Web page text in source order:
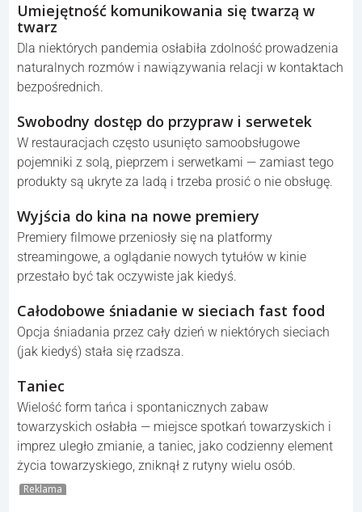
Umiejętność komunikowania się twarzą w
twarz
Dla niektórych pandemia osłabiła zdolność prowadzenia
naturalnych rozmów i nawiązywania relacji w kontaktach
bezpośrednich.
Swobodny dostęp do przypraw i serwetek
W restauracjach często usunięto samoobsługowe
pojemniki z solą, pieprzem i serwetkami — zamiast tego
produkty są ukryte za ladą i trzeba prosić o nie obsługę.
Wyjścia do kina na nowe premiery
Premiery filmowe przeniosły się na platformy
streamingowe, a oglądanie nowych tytułów w kinie
przestało być tak oczywiste jak kiedyś.
Całodobowe śniadanie w sieciach fast food
Opcja śniadania przez cały dzień w niektórych sieciach
(jak kiedyś) stała się rzadsza.
Taniec
Wielość form tańca i spontanicznych zabaw
towarzyskich osłabła — miejsce spotkań towarzyskich i
imprez uległo zmianie, a taniec, jako codzienny element
życia towarzyskiego, zniknął z rutyny wielu osób.
Reklama